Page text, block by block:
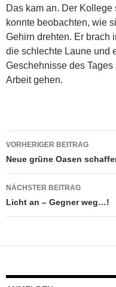
Das kam an. Der Kollege
konnte beobachten, wie
Gehirn drehten. Er brach
die schlechte Laune und
Geschehnisse des
Arbeit gehen.
VORHERIGER BEITRAG
Neue grüne Oasen
NÄCHSTER BEITRAG
Licht an – Gegner weg…!